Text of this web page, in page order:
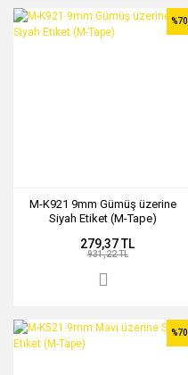
M-K921 9mm Gümüş üzerine
Siyah Etiket (M-Tape)
%70
279,37 TL
931,22 TL
%70